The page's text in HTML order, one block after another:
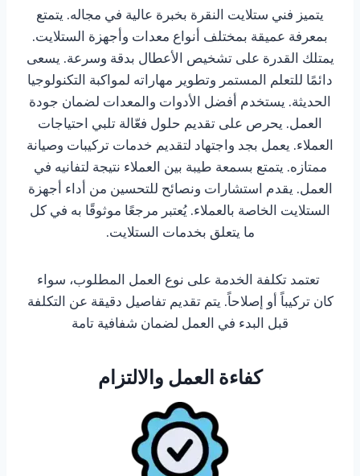
يتميز فني ستلايت النقرة بخبرة عالية في مجاله. يتمتع
بمعرفة عميقة بمختلف أنواع معدات وأجهزة الستلايت.
يمتلك القدرة على تشخيص الأعطال بدقة وسرعة. يسعى
دائمًا للتعلم المستمر وتطوير مهاراته لمواكبة التكنولوجيا
الحديثة. يستخدم أفضل الأدوات والمعدات لضمان جودة
العمل. يحرص على تقديم حلول فعّالة تلبي احتياجات
العملاء. يعمل بجد واجتهاد لتقديم خدمات تركيبات وصيانة
ممتازه. يتمتع بسمعة طيبة بين العملاء نتيجة لتفانيه في
العمل. يقدم استشارات ونصائح للتحسين من أداء أجهزة
الستلايت الخاصة بالعملاء. يُعتبر مرجعًا موثوقًا به في كل
ما يتعلق بخدمات الستلايت.
تعتمد تكلفة الخدمة على نوع العمل المطلوب، سواء
كان تركيباً أو إصلاحاً. يتم تقديم تفاصيل دقيقة عن التكلفة
قبل البدء في العمل لضمان شفافية تامة
كفاءة العمل والالتزام